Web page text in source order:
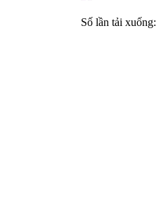
Số lần tải xuống: